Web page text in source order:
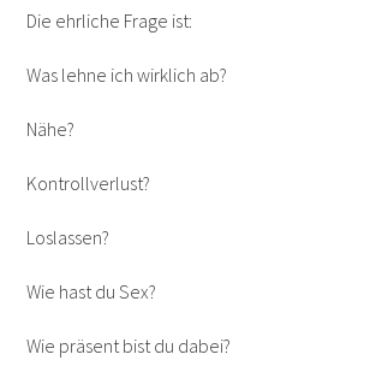
Die ehrliche Frage ist:
Was lehne ich wirklich ab?
Nähe?
Kontrollverlust?
Loslassen?
Wie hast du Sex?
Wie präsent bist du dabei?